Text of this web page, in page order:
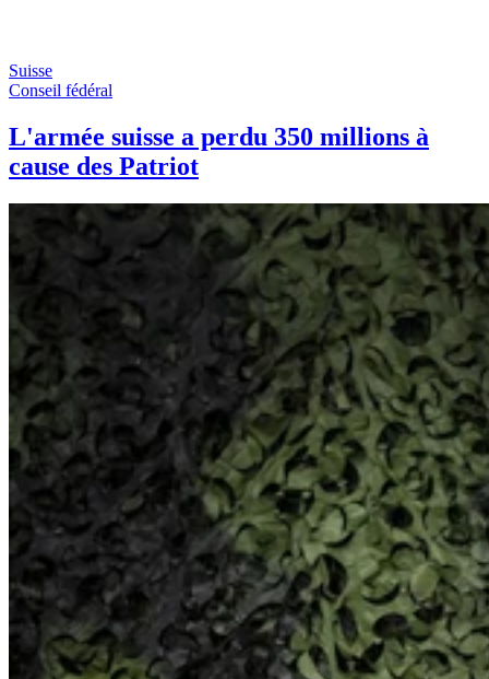
Suisse
Conseil fédéral
L'armée suisse a perdu 350 millions à
cause des Patriot